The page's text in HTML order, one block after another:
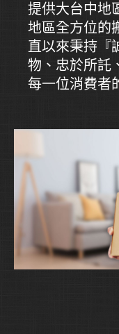
提供大台中地
地區全方位的
直以來秉持『
物、忠於所託
每一位消費者